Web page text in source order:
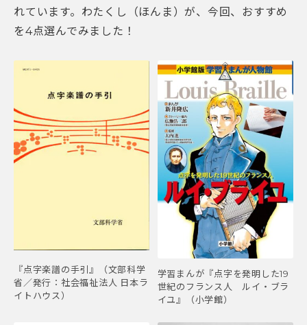
れています。わたくし（ほんま）が、今回、おすすめ
を4点選んでみました！
『点字楽譜の手引』（文部科学
省／発行：社会福祉法人 日本ラ
イトハウス）
学習まんが『点字を発明した19
世紀のフランス人 ルイ・ブラ
イユ』（小学館）